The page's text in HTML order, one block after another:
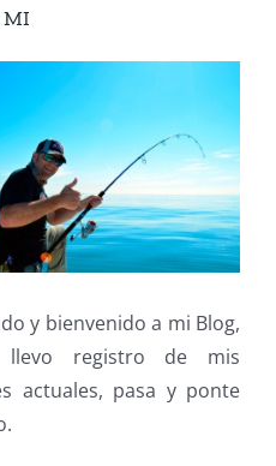
MI
y bienvenido a mi Blog,
llevo registro de mis
actuales, pasa y ponte